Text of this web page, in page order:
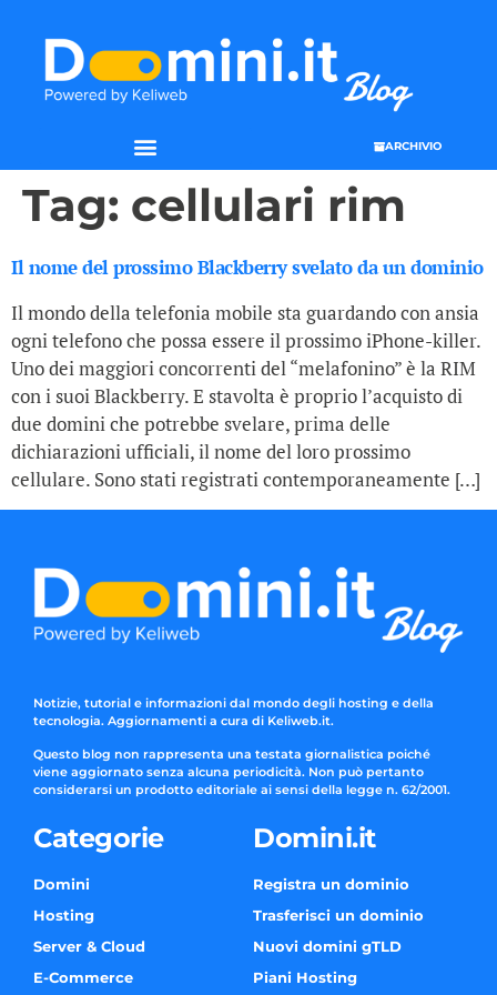
ARCHIVIO
Tag: cellulari rim
Il nome del prossimo Blackberry svelato da un dominio
Il mondo della telefonia mobile sta guardando con ansia
ogni telefono che possa essere il prossimo iPhone-killer.
Uno dei maggiori concorrenti del “melafonino” è la RIM
con i suoi Blackberry. E stavolta è proprio l’acquisto di
due domini che potrebbe svelare, prima delle
dichiarazioni ufficiali, il nome del loro prossimo
cellulare. Sono stati registrati contemporaneamente […]
Notizie, tutorial e informazioni dal mondo degli hosting e della
tecnologia. Aggiornamenti a cura di Keliweb.it.
Questo blog non rappresenta una testata giornalistica poiché
viene aggiornato senza alcuna periodicità. Non può pertanto
considerarsi un prodotto editoriale ai sensi della legge n. 62/2001.
Categorie
Domini
Hosting
Server & Cloud
E-Commerce
Domini.it
Registra un dominio
Trasferisci un dominio
Nuovi domini gTLD
Piani Hosting